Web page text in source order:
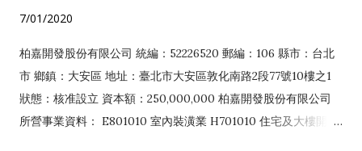
7/01/2020
柏嘉開發股份有限公司 統編：52226520 郵編：106 縣市：台北
市 鄉鎮：大安區 地址：臺北市大安區敦化南路2段77號10樓之1
狀態：核准設立 資本額：250,000,000 柏嘉開發股份有限公司
所營事業資料： E801010 室內裝潢業 H701010 住宅及大樓開發